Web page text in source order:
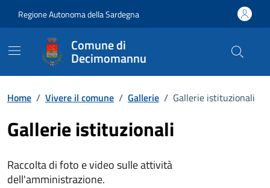
Regione Autonoma della Sardegna
Comune di
Decimomannu
Home / Vivere il comune / Gallerie / Gallerie istituzionali
Gallerie istituzionali
Raccolta di foto e video sulle attività
dell'amministrazione.